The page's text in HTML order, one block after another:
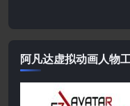
阿凡达虚拟动画人物